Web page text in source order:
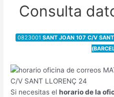
Consulta
0823001 SANT JOAN 107 C/V
Si necesitas elhorario de la